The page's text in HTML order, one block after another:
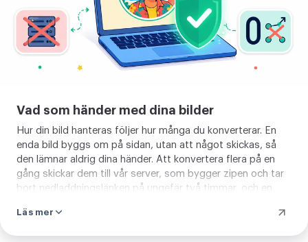
Vad som händer med dina bilder
Hur din bild hanteras följer hur många du konverterar. En
enda bild byggs om på sidan, utan att något skickas, så
den lämnar aldrig dina händer. Att konvertera flera på en
gång skickar dem till vår server, som bygger zipen och tar
bort nedladdningslänken på ungefär två timmar, och en
bekräfta det i nätverkspanelen, där en bild inte gör något
Läs mer